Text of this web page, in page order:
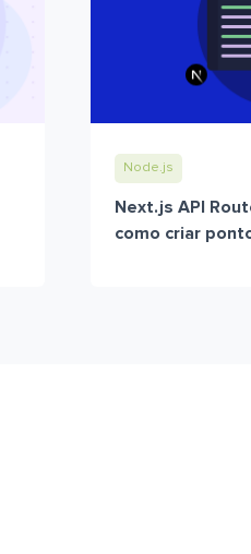
Node.js
Next.js API
como criar